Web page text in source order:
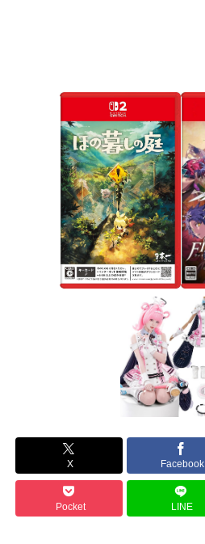
X Facebook
Pocket LINE